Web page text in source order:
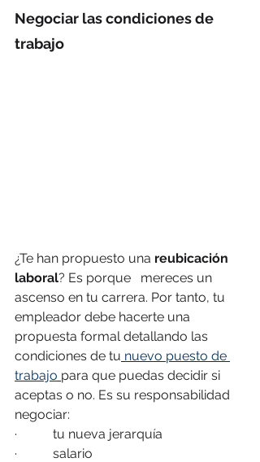
Negociar las condiciones de
trabajo
¿Te han propuesto una reubicación
laboral? Es porque   mereces un
ascenso en tu carrera. Por tanto, tu
empleador debe hacerte una
propuesta formal detallando las
condiciones de tu nuevo puesto de
trabajo para que puedas decidir si
aceptas o no. Es su responsabilidad
negociar:
·           tu nueva jerarquía
·           salario